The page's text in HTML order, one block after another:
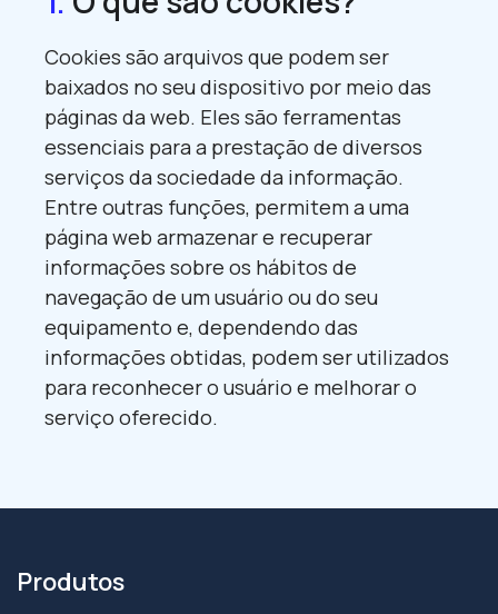
Cookies são arquivos que podem ser
baixados no seu dispositivo por meio das
páginas da web. Eles são ferramentas
essenciais para a prestação de diversos
serviços da sociedade da informação.
Entre outras funções, permitem a uma
página web armazenar e recuperar
informações sobre os hábitos de
navegação de um usuário ou do seu
equipamento e, dependendo das
informações obtidas, podem ser utilizados
para reconhecer o usuário e melhorar o
serviço oferecido.
Produtos